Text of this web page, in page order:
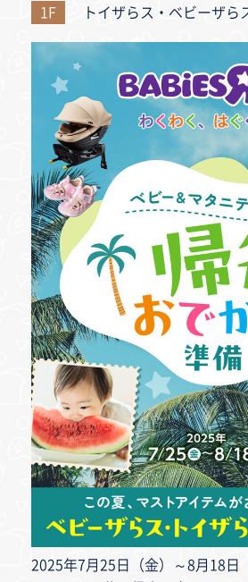
1F トイザらス・ベビーザら
2025年7月25日（金）～8月18日